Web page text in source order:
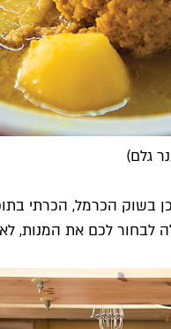
גלם)
בשוק הכרמל, הכרתי
לבחור לכם את המנות,